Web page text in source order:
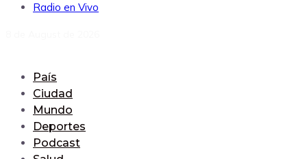
Radio en Vivo
País
Ciudad
Mundo
Deportes
Podcast